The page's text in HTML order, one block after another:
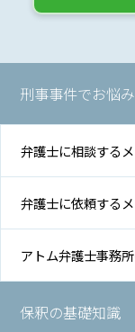
刑事事件でお悩
弁護士に相談する
弁護士に依頼する
アトム弁護士事務
保釈の基礎知識